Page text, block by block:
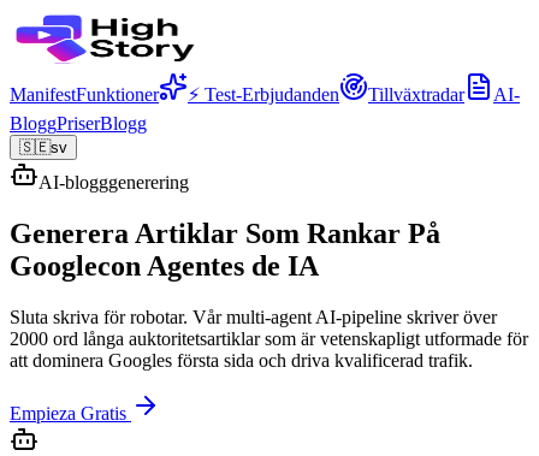
ManifestFunktioner ⚡ Test-Erbjudanden Tillväxtradar
AI-
BloggPriserBlogg
🇸🇪sv
AI-blogggenerering
Generera Artiklar Som Rankar På
Googlecon Agentes de IA
Sluta skriva för robotar. Vår multi-agent AI-pipeline skriver över
2000 ord långa auktoritetsartiklar som är vetenskapligt utformade för
att dominera Googles första sida och driva kvalificerad trafik.
Empieza Gratis